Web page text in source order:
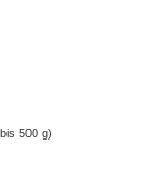
500 g)